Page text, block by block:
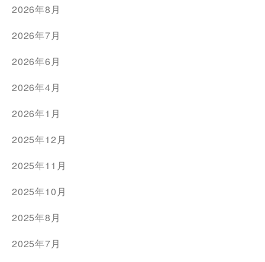
2026年8月
2026年7月
2026年6月
2026年4月
2026年1月
2025年12月
2025年11月
2025年10月
2025年8月
2025年7月